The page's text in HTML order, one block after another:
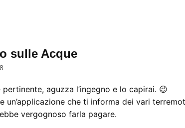
sulle Acquedice:
aguzza l’ingegno e lo capirai. 😉
un’applicazione che ti informa dei vari
vergognoso farla pagare.